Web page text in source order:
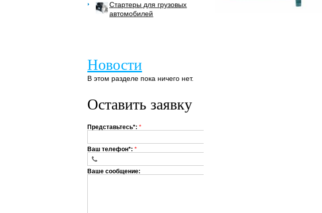
Стартеры для грузовых
автомобилей
Новости
В этом разделе пока ничего нет.
Оставить заявку
Представьтесь*:*
Ваш телефон*:*
Ваше сообщение: